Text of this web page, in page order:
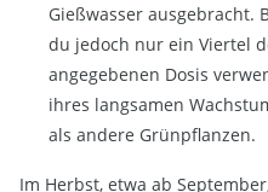
Gießwasser ausgebracht.
du jedoch nur ein Viertel
angegebenen Dosis
ihres langsamen
als andere Grünpflanzen.
Im Herbst, etwa ab